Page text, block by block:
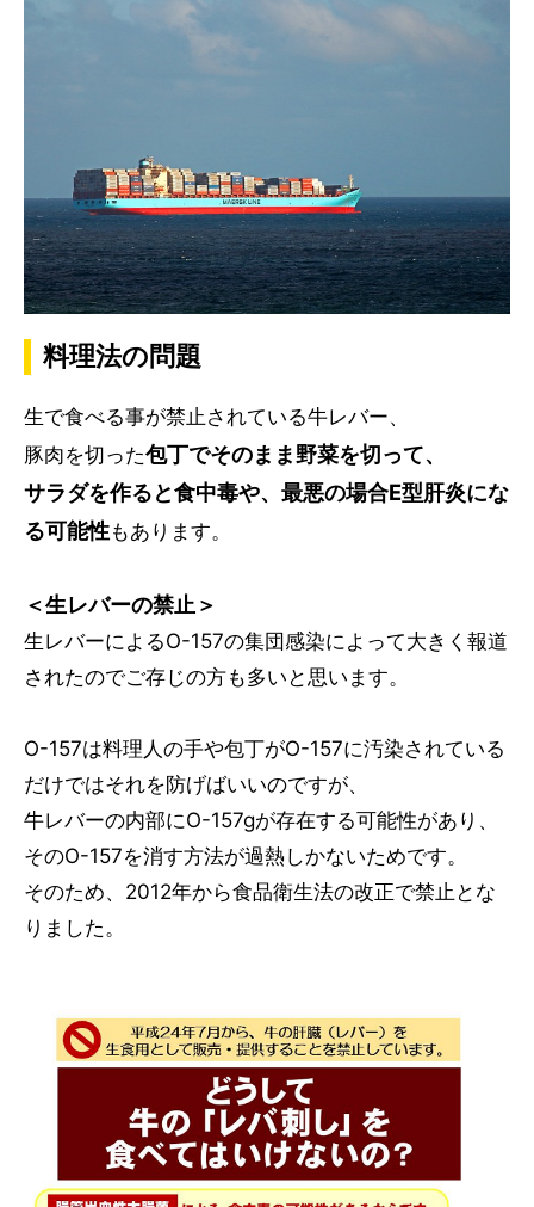
料理法の問題
生で食べる事が禁止されている牛レバー、
豚肉を切った包丁でそのまま野菜を切って、
サラダを作ると食中毒や、最悪の場合E型肝炎にな
る可能性もあります。
＜生レバーの禁止＞
生レバーによるO-157の集団感染によって大きく報道
されたのでご存じの方も多いと思います。
O-157は料理人の手や包丁がO-157に汚染されている
だけではそれを防げばいいのですが、
牛レバーの内部にO-157gが存在する可能性があり、
そのO-157を消す方法が過熱しかないためです。
そのため、2012年から食品衛生法の改正で禁止とな
りました。